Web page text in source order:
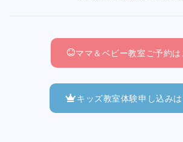
ママ＆ベビー教室ご予約は
キッズ教室体験申し込み